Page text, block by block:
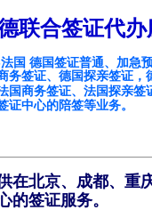
联合签证代
国 德国签证普通、加急
务签证、德国探亲签证，
国商务签证、法国探亲签
证中心的陪签等业务。
在北京、成都、重
的签证服务。